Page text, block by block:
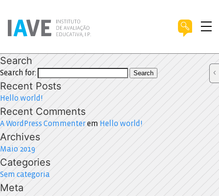
Search
Search for: Search
Recent Posts
Hello world!
Recent Comments
A WordPress Commenterem Hello world!
Archives
Maio 2019
Categories
Sem categoria
Meta